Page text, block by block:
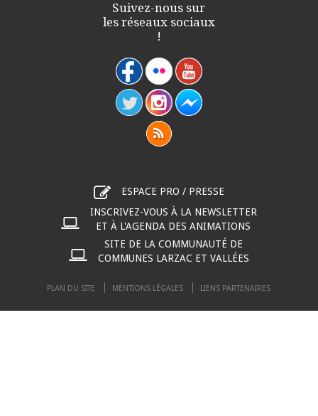
Suivez-nous sur
les réseaux sociaux
!
ESPACE PRO / PRESSE
INSCRIVEZ-VOUS À LA NEWSLETTER
ET À L'AGENDA DES ANIMATIONS
SITE DE LA COMMUNAUTÉ DE
COMMUNES LARZAC ET VALLÉES
PLAN DU SITE MENTIONS LÉGALES LIENS PARTENAIRES